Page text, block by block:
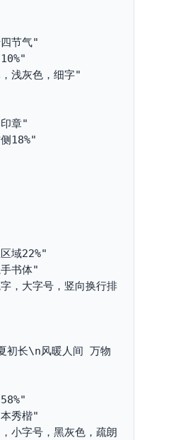
节气"
浅灰色，细字"
章"
18%"
域22%"
书体"
，大字号，竖向换行排
长\n风暖人间 万物
秀楷"
字号，黑灰色，疏朗